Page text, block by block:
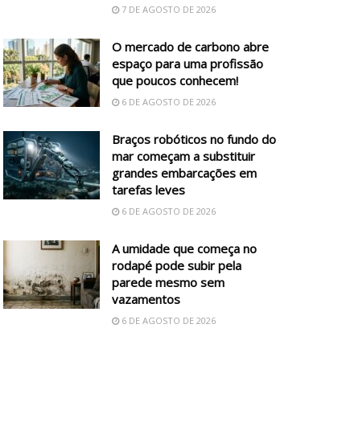
7 DE AGOSTO DE 2026
O mercado de carbono abre
espaço para uma profissão
que poucos conhecem!
6 DE AGOSTO DE 2026
Braços robóticos no fundo do
mar começam a substituir
grandes embarcações em
tarefas leves
6 DE AGOSTO DE 2026
A umidade que começa no
rodapé pode subir pela
parede mesmo sem
vazamentos
6 DE AGOSTO DE 2026